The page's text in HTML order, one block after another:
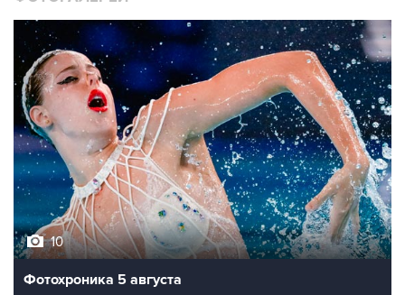
10
Фотохроника 5 августа